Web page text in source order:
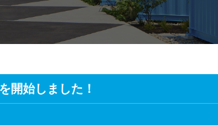
開始しました！